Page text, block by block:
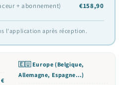
+ abonnement) €158,90
l'application après réception.
🇪🇺 Europe (Belgique,
Allemagne, Espagne…)